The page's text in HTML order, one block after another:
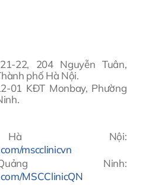
22, 204 Nguyễn Tuân,
phố Hà Nội.
01 KĐT Monbay, Phường
Nội:
mscclinicvn
Ninh:
MSCClinicQN